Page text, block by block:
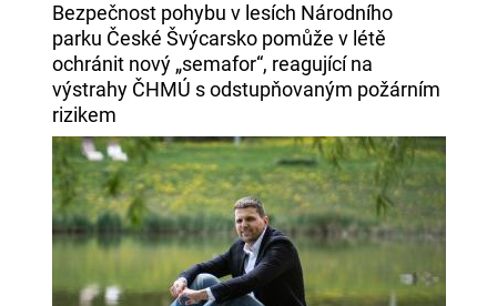
Bezpečnost pohybu v lesích Národního
parku České Švýcarsko pomůže v létě
ochránit nový „semafor“, reagující na
výstrahy ČHMÚ s odstupňovaným požárním
rizikem